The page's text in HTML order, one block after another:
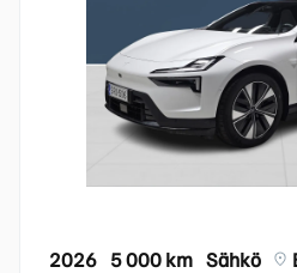
2026 5 000 km Sähkö